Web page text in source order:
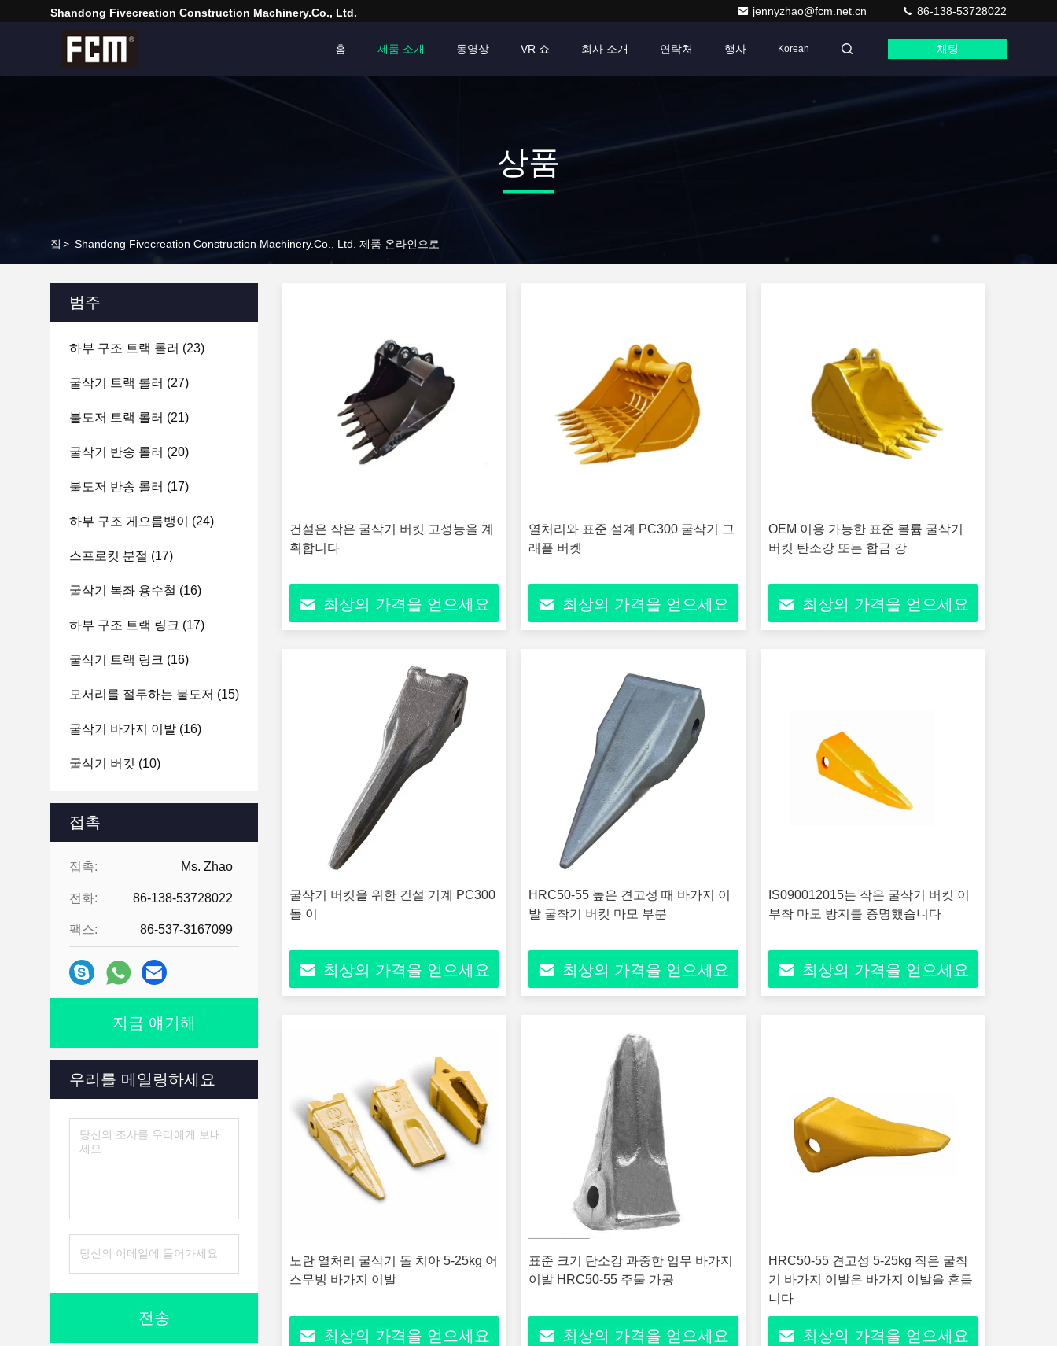
Shandong Fivecreation Construction Machinery.Co., Ltd. jennyzhao@fcm.net.cn 86-138-53728022
홈 제품 소개 동영상 VR 쇼 회사 소개 연락처 행사 Korean 채팅
상품
집 > Shandong Fivecreation Construction Machinery.Co., Ltd. 제품 온라인으로
범주
하부 구조 트랙 롤러 (23)
굴삭기 트랙 롤러 (27)
불도저 트랙 롤러 (21)
굴삭기 반송 롤러 (20)
불도저 반송 롤러 (17)
하부 구조 게으름뱅이 (24)
스프로킷 분절 (17)
굴삭기 복좌 용수철 (16)
하부 구조 트랙 링크 (17)
굴삭기 트랙 링크 (16)
모서리를 절두하는 불도저 (15)
굴삭기 바가지 이발 (16)
굴삭기 버킷 (10)
접촉
접촉: Ms. Zhao
전화: 86-138-53728022
팩스: 86-537-3167099
지금 얘기해
우리를 메일링하세요
전송
건설은 작은 굴삭기 버킷 고성능을 계
획합니다
최상의 가격을 얻으세요
열처리와 표준 설계 PC300 굴삭기 그
래플 버켓
최상의 가격을 얻으세요
OEM 이용 가능한 표준 볼륨 굴삭기
버킷 탄소강 또는 합금 강
최상의 가격을 얻으세요
굴삭기 버킷을 위한 건설 기계 PC300
돌 이
최상의 가격을 얻으세요
HRC50-55 높은 견고성 때 바가지 이
발 굴착기 버킷 마모 부분
최상의 가격을 얻으세요
IS090012015는 작은 굴삭기 버킷 이
부착 마모 방지를 증명했습니다
최상의 가격을 얻으세요
노란 열처리 굴삭기 돌 치아 5-25kg 어
스무빙 바가지 이발
최상의 가격을 얻으세요
표준 크기 탄소강 과중한 업무 바가지
이발 HRC50-55 주물 가공
최상의 가격을 얻으세요
HRC50-55 견고성 5-25kg 작은 굴착
기 바가지 이발은 바가지 이발을 흔듭
니다
최상의 가격을 얻으세요